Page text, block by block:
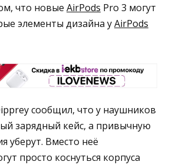
что новые AirPods Pro 3 могут
элементы дизайна уAirPods
сообщил, что у наушников
зарядный кейс, а привычную
уберут. Вместо неё
просто коснуться корпуса